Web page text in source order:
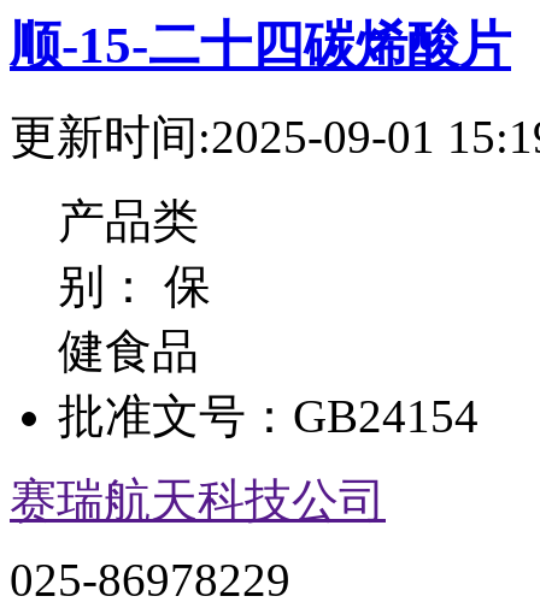
顺-15-二十四碳烯酸片
更新时间:2025-09-01
产品类
别： 保
健食品
批准文号： GB24154
赛瑞航天科技公司
025-86978229